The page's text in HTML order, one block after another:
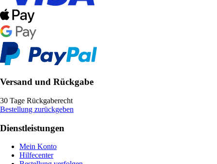
Versand und Rückgabe
30 Tage Rückgaberecht
Bestellung zurückgeben
Dienstleistungen
Mein Konto
Hilfecenter